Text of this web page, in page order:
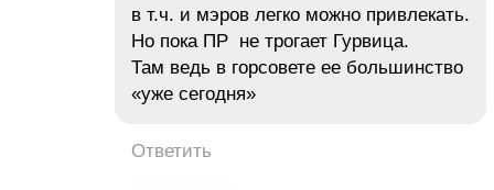
в т.ч. и мэров легко можно привлекать.
Но пока ПР не трогает Гурвица.
Там ведь в горсовете ее большинство
«уже сегодня»
Ответить